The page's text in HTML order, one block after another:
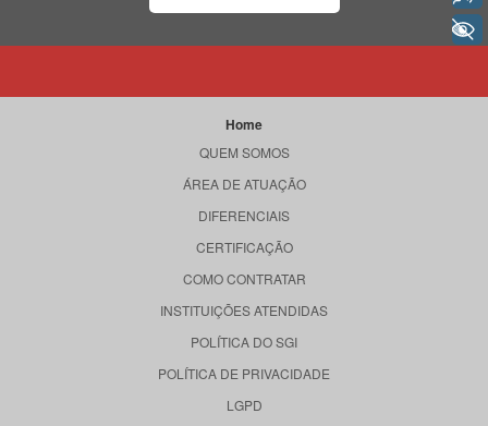
Home
QUEM SOMOS
ÁREA DE ATUAÇÃO
DIFERENCIAIS
CERTIFICAÇÃO
COMO CONTRATAR
INSTITUIÇÕES ATENDIDAS
POLÍTICA DO SGI
POLÍTICA DE PRIVACIDADE
LGPD